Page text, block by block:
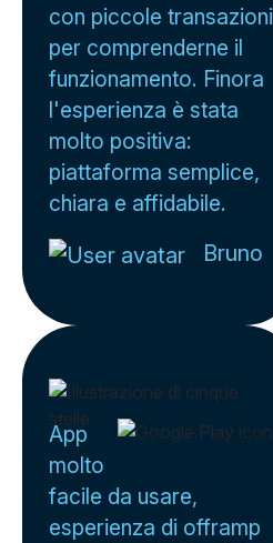
con piccole transazioni
per comprenderne il
funzionamento. Finora
l'esperienza è stata
molto positiva:
piattaforma semplice,
chiara e affidabile.
Bruno
App
molto
facile da usare,
esperienza di offramp